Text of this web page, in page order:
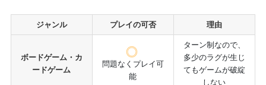
ジャンル プレイの可否 理由
ボードゲーム・カ
ードゲーム
問題なくプレイ可
能
ターン制なので、
多少のラグが生じ
てもゲームが破綻
しない